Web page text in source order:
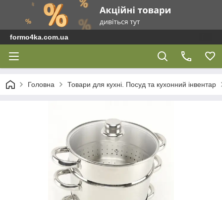
formo4ka.com.ua
Головна Товари для кухні. Посуд та кухонний інвентар